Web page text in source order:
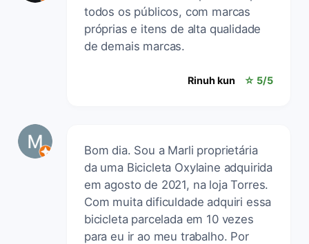
todos os públicos, com marcas
próprias e itens de alta qualidade
de demais marcas.
Rinuh kun ☆ 5/5
Bom dia. Sou a Marli proprietária
da uma Bicicleta Oxylaine adquirida
em agosto de 2021, na loja Torres.
Com muita dificuldade adquiri essa
bicicleta parcelada em 10 vezes
para eu ir ao meu trabalho. Por